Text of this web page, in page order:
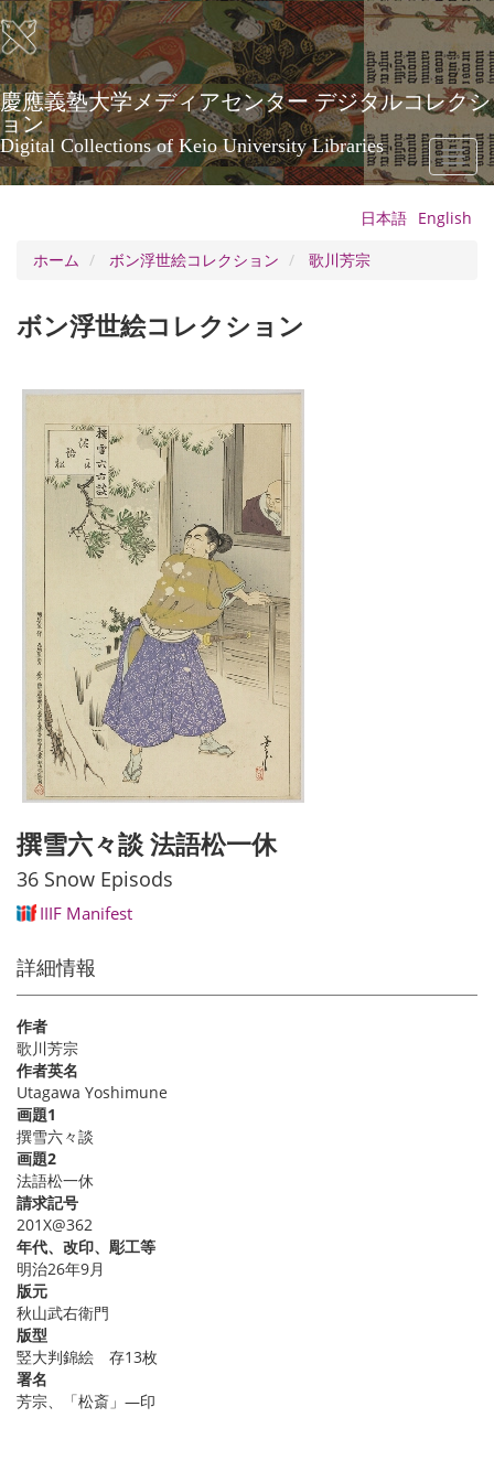
メ
イ
ン
コ
ン
テ
ン
ツ
に
慶應義塾大学メディアセンター デジタルコレクシ
ョン
Digital Collections of Keio University Libraries
Toggle
日本語 English
ホーム
ボン浮世絵コレクション 歌川芳宗
ボン浮世絵コレクション
撰雪六々談 法語松一休
36 Snow Episods
IIIF Manifest
詳細情報
作者
歌川芳宗
作者英名
Utagawa Yoshimune
画題1
撰雪六々談
画題2
法語松一休
請求記号
201X@362
年代、改印、彫工等
明治26年9月
版元
秋山武右衛門
版型
竪大判錦絵 存13枚
署名
芳宗、「松斎」―印